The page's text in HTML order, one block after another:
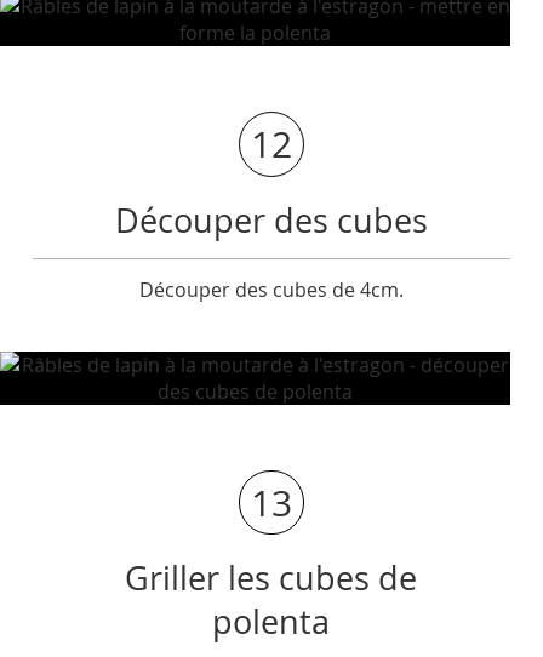
12
Découper des cubes
Découper des cubes de 4cm.
13
Griller les cubes de
polenta